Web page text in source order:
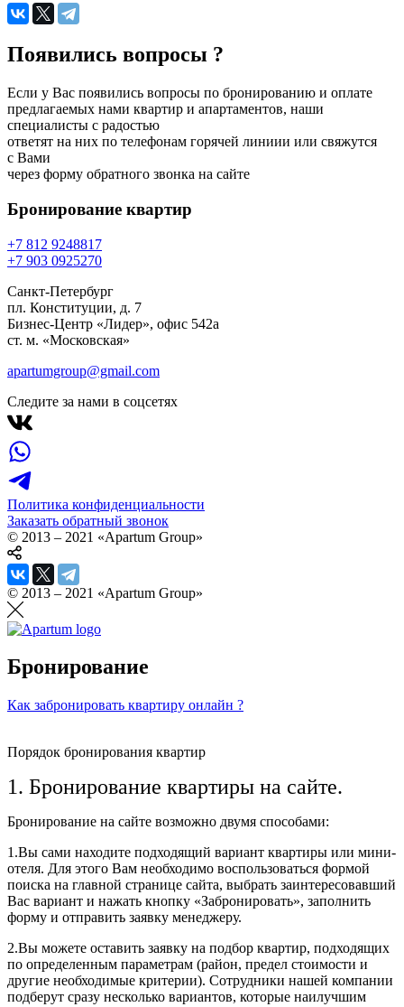
Появились вопросы ?
Если у Вас появились вопросы по бронированию и оплате
предлагаемых нами квартир и апартаментов, наши
специалисты с радостью
ответят на них по телефонам горячей линиии или свяжутся
с Вами
через форму обратного звонка на сайте
Бронирование квартир
+7 812 9248817
+7 903 0925270
Санкт-Петербург
пл. Конституции, д. 7
Бизнес-Центр «Лидер», офис 542a
ст. м. «Московская»
apartumgroup@gmail.com
Следите за нами в соцсетях
Политика конфиденциальности
Заказать обратный звонок
© 2013 – 2021 «Apartum Group»
© 2013 – 2021 «Apartum Group»
Бронирование
Как забронировать квартиру онлайн ?
Порядок бронирования квартир
1. Бронирование квартиры на сайте.
Бронирование на сайте возможно двумя способами:
1.Вы сами находите подходящий вариант квартиры или мини-
отеля. Для этого Вам необходимо воспользоваться формой
поиска на главной странице сайта, выбрать заинтересовавший
Вас вариант и нажать кнопку «Забронировать», заполнить
форму и отправить заявку менеджеру.
2.Вы можете оставить заявку на подбор квартир, подходящих
по определенным параметрам (район, предел стоимости и
другие необходимые критерии). Сотрудники нашей компании
подберут сразу несколько вариантов, которые наилучшим